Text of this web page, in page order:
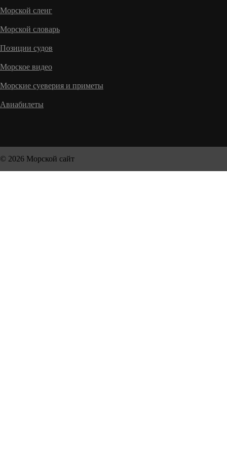
Морской сленг
Морской словарь
Позиции судов
Морское видео
Морские суеверия и приметы
Авиабилеты
© 2026 Морской сайт